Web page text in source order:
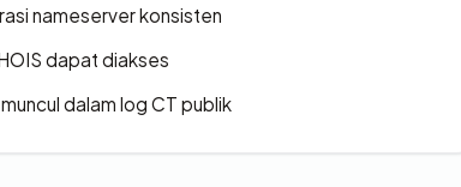
nameserver konsisten
dapat diakses
dalam log CT publik